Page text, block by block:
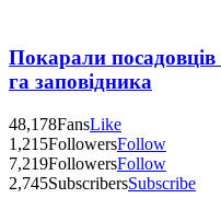
Покарали посадовців
га заповідника
48,178FansLike
1,215FollowersFollow
7,219FollowersFollow
2,745SubscribersSubscribe